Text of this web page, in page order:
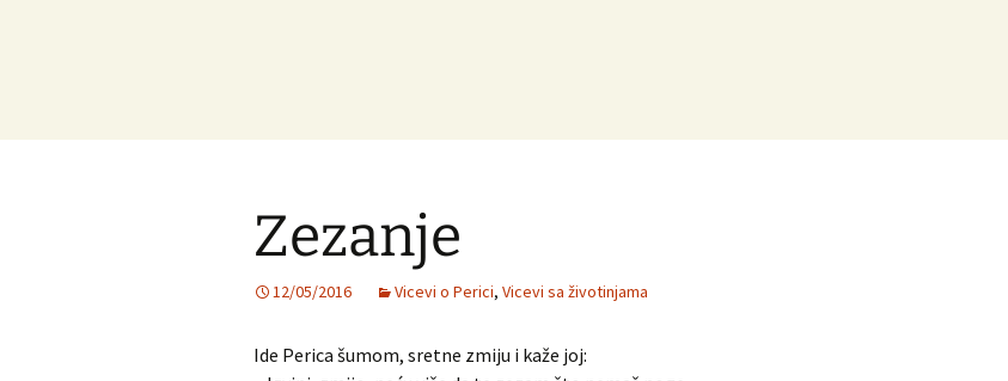
Zezanje
12/05/2016 Vicevi o Perici, Vicevi sa životinjama
Ide Perica šumom, sretne zmiju i kaže joj: